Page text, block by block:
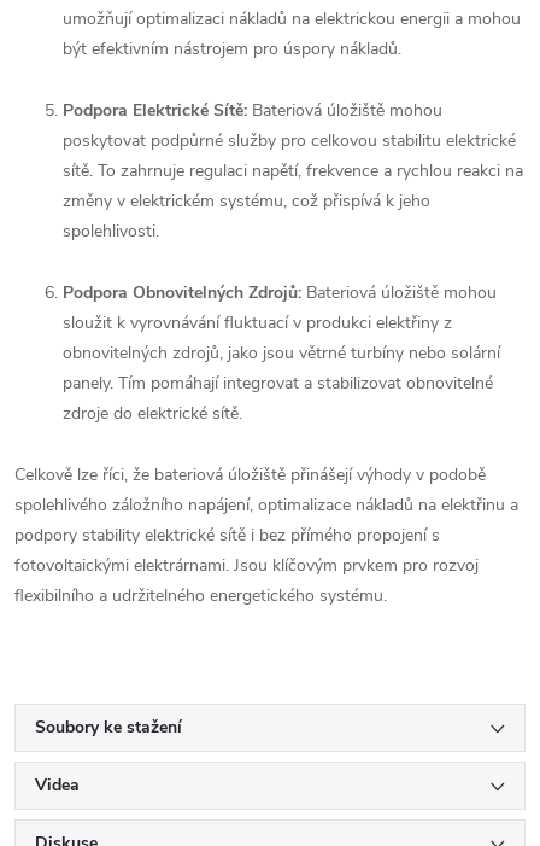
umožňují optimalizaci nákladů na elektrickou energii a mohou
být efektivním nástrojem pro úspory nákladů.
Podpora Elektrické Sítě: Bateriová úložiště mohou
poskytovat podpůrné služby pro celkovou stabilitu elektrické
sítě. To zahrnuje regulaci napětí, frekvence a rychlou reakci na
změny v elektrickém systému, což přispívá k jeho
spolehlivosti.
Podpora Obnovitelných Zdrojů: Bateriová úložiště mohou
sloužit k vyrovnávání fluktuací v produkci elektřiny z
obnovitelných zdrojů, jako jsou větrné turbíny nebo solární
panely. Tím pomáhají integrovat a stabilizovat obnovitelné
zdroje do elektrické sítě.
Celkově lze říci, že bateriová úložiště přinášejí výhody v podobě
spolehlivého záložního napájení, optimalizace nákladů na elektřinu a
podpory stability elektrické sítě i bez přímého propojení s
fotovoltaickými elektrárnami. Jsou klíčovým prvkem pro rozvoj
flexibilního a udržitelného energetického systému.
Soubory ke stažení
Videa